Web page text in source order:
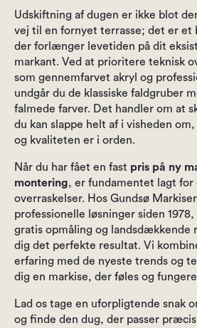
Udskiftning af dugen er ikke blot
vej til en fornyet terrasse; det er
der forlænger levetiden på dit
markant. Ved at prioritere teknisk
som gennemfarvet akryl og
undgår du de klassiske faldgruber
falmede farver. Det handler om at
du kan slappe helt af i visheden
og kvaliteten er i orden.
Når du har fået en fast pris på ny
montering, er fundamentet lagt for
overraskelser. Hos Gundsø
professionelle løsninger siden
gratis opmåling og landsdækkende
dig det perfekte resultat. Vi
erfaring med de nyeste trends og
dig en markise, der føles og
Lad os tage en uforpligtende snak
og finde den dug, der passer